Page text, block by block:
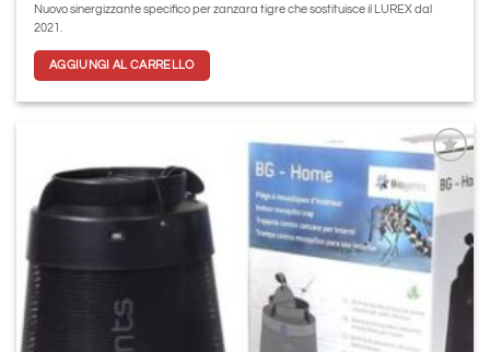
Nuovo sinergizzante specifico per zanzara tigre che sostituisce il LUREX dal
2021.
AGGIUNGI AL CARRELLO
Aggiungi
alla lista
dei
desideri